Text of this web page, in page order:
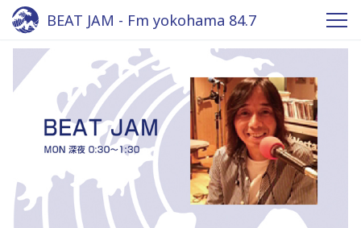
BEAT JAM - Fm yokohama 84.7